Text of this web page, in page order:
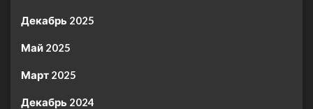
Декабрь 2025
Май 2025
Март 2025
Декабрь 2024